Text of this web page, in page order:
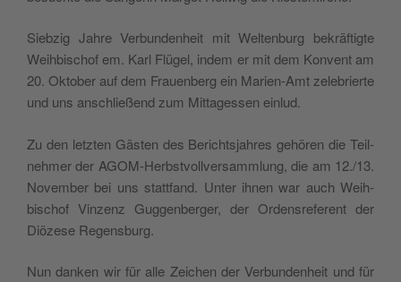
Siebzig Jahre Ver­bun­den­heit mit Wel­tenburg bekräftigte
Wei­h­bischof em. Karl Flügel, indem er mit dem Kon­vent am
20. Okto­ber auf dem Frauen­berg ein Marien-Amt zele­bri­erte
und uns anschließend zum Mit­tagessen einlud.
Zu den let­zten Gästen des Bericht­s­jahres gehören die Teil­
nehmer der AGOM-Herb­stvol­lver­samm­lung, die am 12./13.
Novem­ber bei uns stat­tfand. Unter ihnen war auch Wei­h­
bischof Vinzenz Guggen­berg­er, der Orden­sref­er­ent der
Diözese Regensburg.
Nun danken wir für alle Zeichen der Ver­bun­den­heit und für